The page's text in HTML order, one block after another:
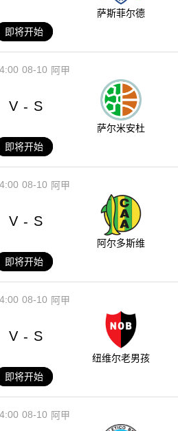
萨斯菲尔德
即将开始
08-10 阿甲
V - S
萨尔米安杜
即将开始
08-10 阿甲
V - S
阿尔多斯维
即将开始
08-10 阿甲
V - S
纽维尔老男孩
即将开始
08-10 阿甲